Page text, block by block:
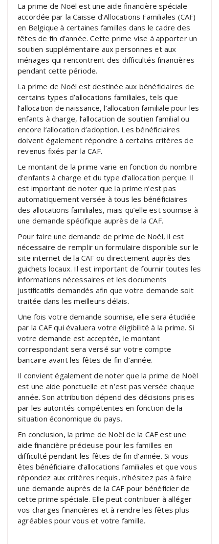
La prime de Noël est une aide financière spéciale
accordée par la Caisse d’Allocations Familiales (CAF)
en Belgique à certaines familles dans le cadre des
fêtes de fin d’année. Cette prime vise à apporter un
soutien supplémentaire aux personnes et aux
ménages qui rencontrent des difficultés financières
pendant cette période.
La prime de Noël est destinée aux bénéficiaires de
certains types d’allocations familiales, tels que
l’allocation de naissance, l’allocation familiale pour les
enfants à charge, l’allocation de soutien familial ou
encore l’allocation d’adoption. Les bénéficiaires
doivent également répondre à certains critères de
revenus fixés par la CAF.
Le montant de la prime varie en fonction du nombre
d’enfants à charge et du type d’allocation perçue. Il
est important de noter que la prime n’est pas
automatiquement versée à tous les bénéficiaires
des allocations familiales, mais qu’elle est soumise à
une demande spécifique auprès de la CAF.
Pour faire une demande de prime de Noël, il est
nécessaire de remplir un formulaire disponible sur le
site internet de la CAF ou directement auprès des
guichets locaux. Il est important de fournir toutes les
informations nécessaires et les documents
justificatifs demandés afin que votre demande soit
traitée dans les meilleurs délais.
Une fois votre demande soumise, elle sera étudiée
par la CAF qui évaluera votre éligibilité à la prime. Si
votre demande est acceptée, le montant
correspondant sera versé sur votre compte
bancaire avant les fêtes de fin d’année.
Il convient également de noter que la prime de Noël
est une aide ponctuelle et n’est pas versée chaque
année. Son attribution dépend des décisions prises
par les autorités compétentes en fonction de la
situation économique du pays.
En conclusion, la prime de Noël de la CAF est une
aide financière précieuse pour les familles en
difficulté pendant les fêtes de fin d’année. Si vous
êtes bénéficiaire d’allocations familiales et que vous
répondez aux critères requis, n’hésitez pas à faire
une demande auprès de la CAF pour bénéficier de
cette prime spéciale. Elle peut contribuer à alléger
vos charges financières et à rendre les fêtes plus
agréables pour vous et votre famille.